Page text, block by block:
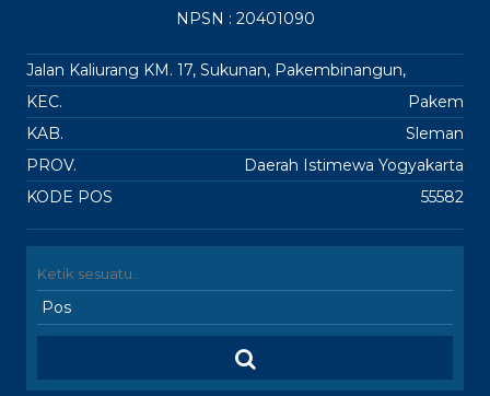
NPSN : 20401090
Jalan Kaliurang KM. 17, Sukunan, Pakembinangun,
KEC.
Pakem
KAB.
Sleman
PROV.
Daerah Istimewa Yogyakarta
KODE POS
55582